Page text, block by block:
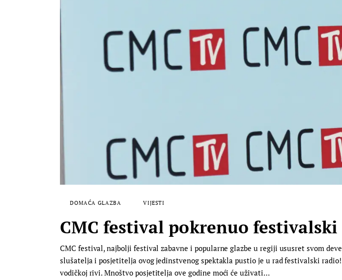
DOMAĆA GLAZBA VIJESTI
CMC festival pokrenuo
CMC festival, najbolji festival zabavne i popularne glazbe u regiji ususret svom
slušatelja i posjetitelja ovog jedinstvenog spektakla pustio je u rad festivalski
vodičkoj rivi. Mnoštvo posjetitelja ove godine moći će uživati…